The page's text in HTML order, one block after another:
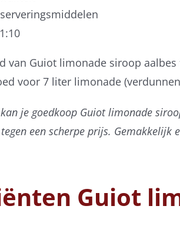
van Guiot limonade siroop
voor 7 liter limonade
je goedkoop Guiot limonade
een scherpe prijs. Gemakkelijk
Guiot